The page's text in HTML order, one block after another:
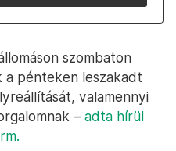
szombaton
a pénteken leszakadt
valamennyi
– adta hírül